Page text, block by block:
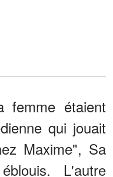
femme étaient
qui jouait
Maxime", Sa
L'autre